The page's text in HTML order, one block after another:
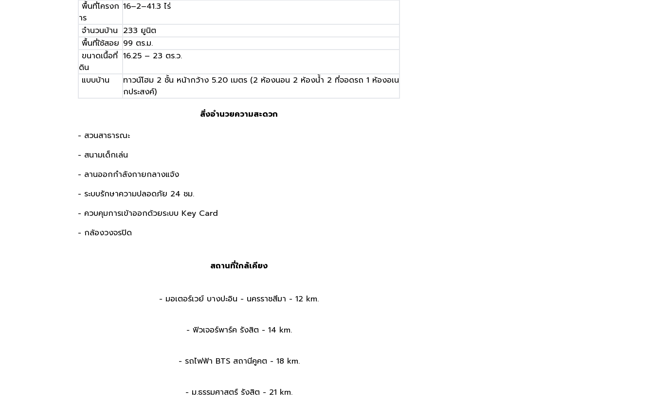
พื้นที่โครงก
าร
16–2–41.3ไร่
จำนวนบ้าน 233 ยูนิต
พื้นที่ใช้สอย 99 ตร.ม.
ขนาดเนื้อที่
ดิน
16.25 – 23 ตร.ว.
แบบบ้าน ทาวน์โฮม 2 ชั้น หน้ากว้าง 5.20 เมตร (2 ห้องนอน 2 ห้องน้ำ 2 ที่จอดรถ 1 ห้องอเน
กประสงค์)
สิ่งอำนวยความสะดวก
- สวนสาธารณะ
- สนามเด็กเล่น
- ลานออกกำลังกายกลางแจ้ง
- ระบบรักษาความปลอดภัย 24 ชม.
- ควบคุมการเข้าออกด้วยระบบ Key Card
- กล้องวงจรปิด
สถานที่ใกล้เคียง
- มอเตอร์เวย์ บางปะอิน - นครราชสีมา - 12 km.
- ฟิวเจอร์พาร์ค รังสิต - 14 km.
- รถไฟฟ้า BTS สถานีคูคต - 18 km.
- ม.ธรรมศาสตร์ รังสิต - 21 km.